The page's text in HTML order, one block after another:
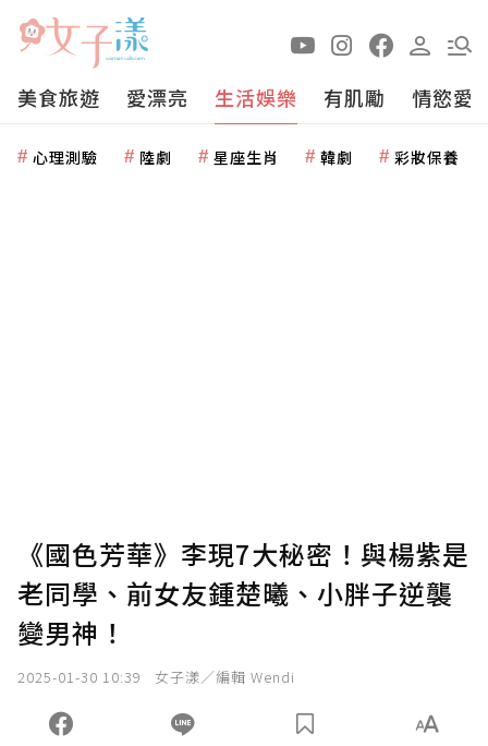
美食旅遊 愛漂亮 生活娛樂 有肌勵 情慾愛
心理測驗 陸劇 星座生肖 韓劇 彩妝保養
《國色芳華》李現7大秘密！與楊紫是
老同學、前女友鍾楚曦、小胖子逆襲
變男神！
2025-01-30 10:39 女子漾／編輯 Wendi